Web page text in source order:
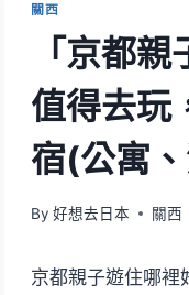
關西
「京都
值得去玩
宿(公寓
By 好想去日本 關西
京都親子遊住哪裡